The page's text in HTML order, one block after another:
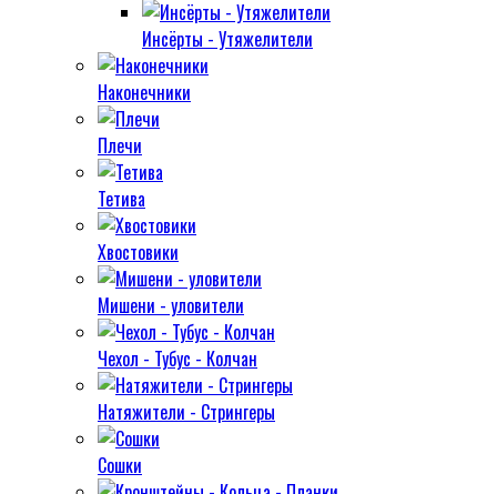
Инсёрты - Утяжелители
Наконечники
Плечи
Тетива
Хвостовики
Мишени - уловители
Чехол - Тубус - Колчан
Натяжители - Стрингеры
Сошки